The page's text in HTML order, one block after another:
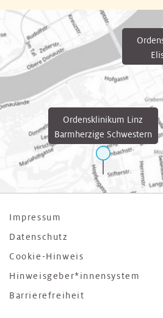
Ordensklinikum Linz
Barmherzige Schwestern
Impressum
Datenschutz
Cookie-Hinweis
Hinweisgeber*innensystem
Barrierefreiheit